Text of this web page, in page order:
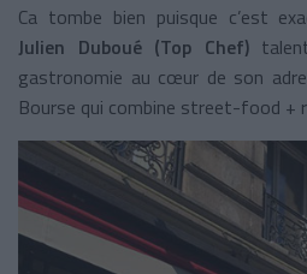
Ca tombe bien puisque c’est
Julien Duboué (Top Chef)
gastronomie au cœur de son
Bourse qui combine street-food +